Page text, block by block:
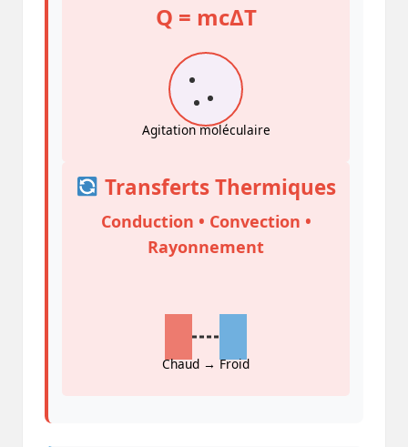
Q = mcΔT
Agitation moléculaire
Transferts Thermiques
Conduction • Convection •
Rayonnement
Chaud → Froid